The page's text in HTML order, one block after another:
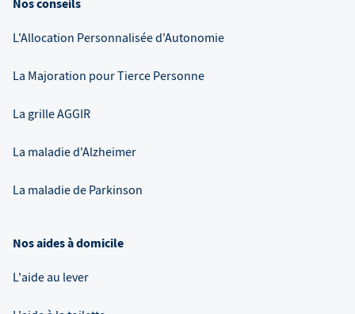
Nos conseils
L'Allocation Personnalisée d'Autonomie
La Majoration pour Tierce Personne
La grille AGGIR
La maladie d'Alzheimer
La maladie de Parkinson
Nos aides à domicile
L'aide au lever